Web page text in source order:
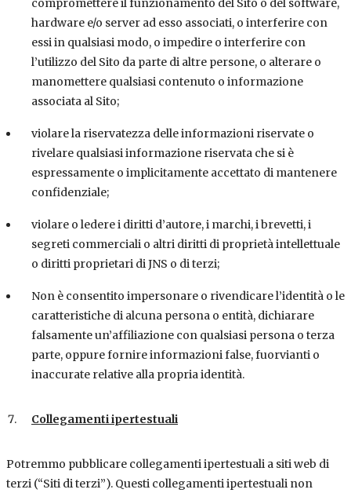
compromettere il funzionamento del Sito o del software,
hardware e/o server ad esso associati, o interferire con
essi in qualsiasi modo, o impedire o interferire con
l’utilizzo del Sito da parte di altre persone, o alterare o
manomettere qualsiasi contenuto o informazione
associata al Sito;
violare la riservatezza delle informazioni riservate o
rivelare qualsiasi informazione riservata che si è
espressamente o implicitamente accettato di mantenere
confidenziale;
violare o ledere i diritti d’autore, i marchi, i brevetti, i
segreti commerciali o altri diritti di proprietà intellettuale
o diritti proprietari di JNS o di terzi;
Non è consentito impersonare o rivendicare l’identità o le
caratteristiche di alcuna persona o entità, dichiarare
falsamente un’affiliazione con qualsiasi persona o terza
parte, oppure fornire informazioni false, fuorvianti o
inaccurate relative alla propria identità.
Collegamenti ipertestuali
Potremmo pubblicare collegamenti ipertestuali a siti web di
terzi (“Siti di terzi”). Questi collegamenti ipertestuali non